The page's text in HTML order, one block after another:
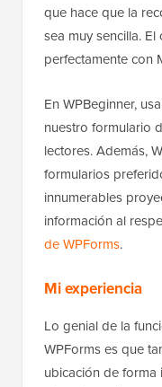
que hace que la
sea muy sencilla.
perfectamente con
En WPBeginner,
nuestro formulario
lectores. Además,
formularios
innumerables
información al
de WPForms.
Mi experiencia
Lo genial de la
WPForms es que
ubicación de